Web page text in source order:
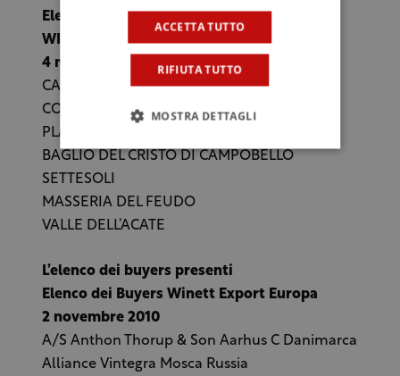
Elenco dei Produttori della Convention
WINETT EXPORT ASIA
4 novembre 2010
CANTINE PATRIA
COTTANERA
PLANETA
BAGLIO DEL CRISTO DI CAMPOBELLO
SETTESOLI
MASSERIA DEL FEUDO
VALLE DELL’ACATE
L’elenco dei buyers presenti
Elenco dei Buyers Winett Export Europa
2 novembre 2010
A/S Anthon Thorup & Son Aarhus C Danimarca
Alliance Vintegra Mosca Russia
ACCETTA TUTTO
RIFIUTA TUTTO
MOSTRA DETTAGLI